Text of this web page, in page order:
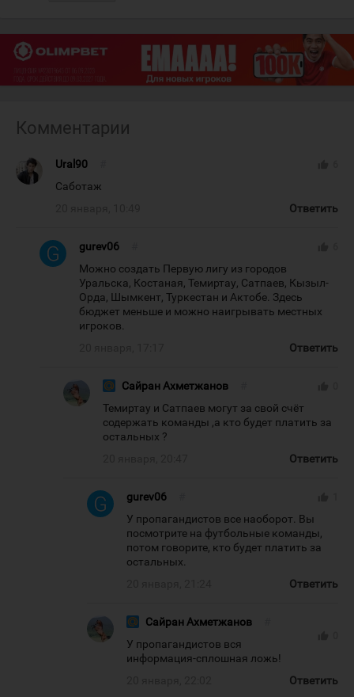
Комментарии
Ural90
Саботаж
Ответить
gurev06
Можно создать Первую лигу из городов
Уральска, Костаная, Темиртау, Сатпаев, Кызыл-
Орда, Шымкент, Туркестан и Актобе. Здесь
бюджет меньше и можно наигрывать местных
игроков.
Ответить
Сайран Ахметжанов
Темиртау и Сатпаев могут за свой счёт
содержать команды ,а кто будет платить за
остальных ?
Ответить
gurev06
У пропагандистов все наоборот. Вы
посмотрите на футбольные команды,
потом говорите, кто будет платить за
остальных.
Ответить
Сайран Ахметжанов
У пропагандистов вся
информация-сплошная ложь!
Ответить